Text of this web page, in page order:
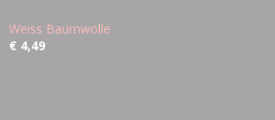
Weiss Baumwolle
€ 4,49